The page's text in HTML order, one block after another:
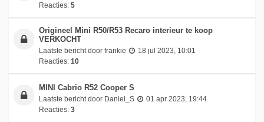
Reacties: 5
Origineel Mini R50/R53 Recaro interieur te koop
VERKOCHT
Laatste bericht door frankie
18 jul 2023, 10:01
Reacties: 10
MINI Cabrio R52 Cooper S
Laatste bericht door Daniel_S
01 apr 2023, 19:44
Reacties: 3